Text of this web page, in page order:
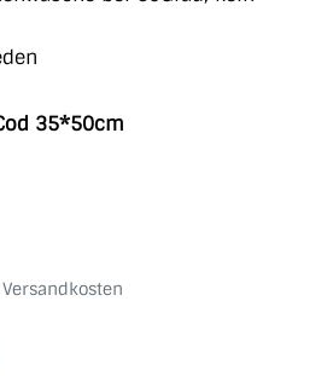
35*50cm
Versandkosten